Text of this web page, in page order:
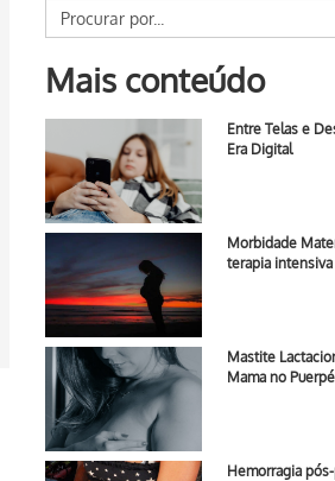
Mais conteúdo
Entre Telas e
Era Digital
Morbidade
terapia intensiva
Mastite
Mama no
Hemorragia